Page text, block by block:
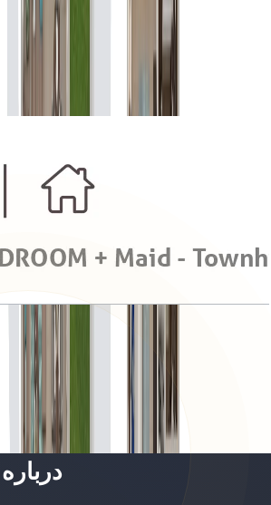
Townhouse, 3BR+Maid, Mid
2033 SQFT
Townhouse, 4BR+Maid, End
2223 SQFT